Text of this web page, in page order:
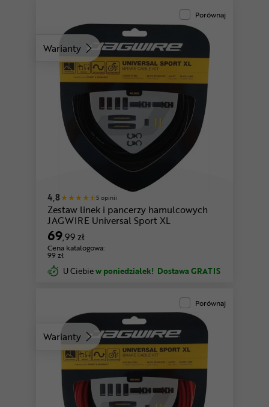
Warianty
Porównaj
4,8 5 opinii
Zestaw linek i pancerzy hamulcowych
JAGWIRE Universal Sport XL
69,99 zł
Cena katalogowa:
99 zł
U Ciebiew poniedziałek! Dostawa GRATIS
Warianty
Porównaj